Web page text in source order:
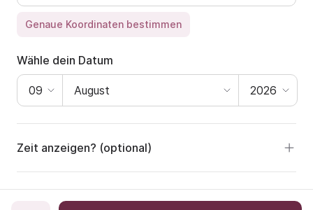
Genaue Koordinaten bestimmen
Wähle dein Datum
Zeit anzeigen? (optional)